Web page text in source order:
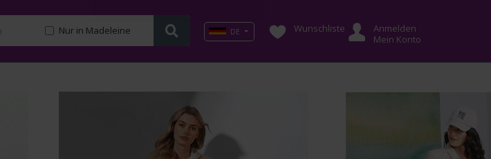
Nur in Madeleine DE Wunschliste
Anmelden
Mein Konto